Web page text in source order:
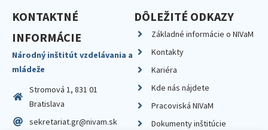
KONTAKTNÉ
INFORMÁCIE
Národný inštitút vzdelávania a
mládeže
Stromová 1, 831 01
Bratislava
sekretariat.gr@nivam.sk
DÔLEŽITÉ ODKAZY
Základné informácie o NIVaM
Kontakty
Kariéra
Kde nás nájdete
Pracoviská NIVaM
Dokumenty inštitúcie